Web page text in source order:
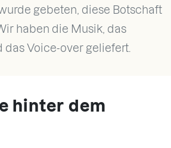
gebeten, diese Botschaft
haben die Musik, das
das Voice-over geliefert.
hinter dem